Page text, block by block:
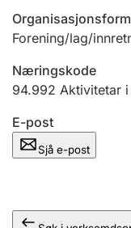
Andre tema
Organisasjonsform
Forening/lag/
Næringskode
94.992 Aktivitetar
E-post
Sjå e-post